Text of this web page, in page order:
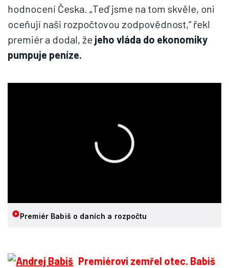
hodnocení Česka. „Teď jsme na tom skvěle, oni
oceňují naši rozpočtovou zodpovědnost,“ řekl
premiér a dodal, že jeho vláda do ekonomiky
pumpuje peníze.
Premiér Babiš o daních a rozpočtu
Premiérovi zemřel otec. Babiš